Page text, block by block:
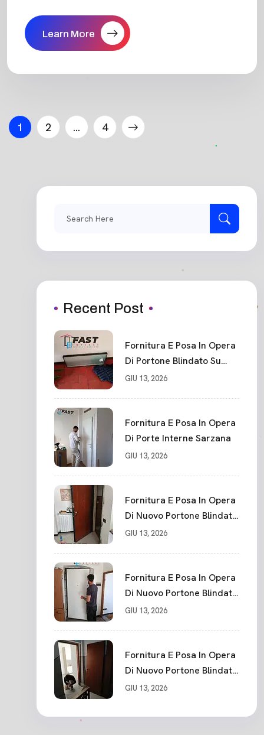
Learn More
Paginazione
articoli
1 2 … 4
Recent Post
Fornitura E Posa In Opera
Di Portone Blindato Su
Misura In PVC, Panello
Punti La Spezia
GIU 13, 2026
Fornitura E Posa In Opera
Di Porte Interne Sarzana
GIU 13, 2026
Fornitura E Posa In Opera
Di Nuovo Portone Blindato
La Spezia
GIU 13, 2026
Fornitura E Posa In Opera
Di Nuovo Portone Blindato
Classe 3 Sicurezza
GIU 13, 2026
Fornitura E Posa In Opera
Di Nuovo Portone Blindato
Ceparana
GIU 13, 2026